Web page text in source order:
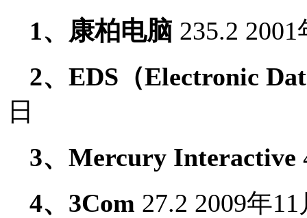
1、康柏电脑 235.2
2、EDS（Electronic
日
3、Mercury Interactive
4、3Com 27.2 2009年